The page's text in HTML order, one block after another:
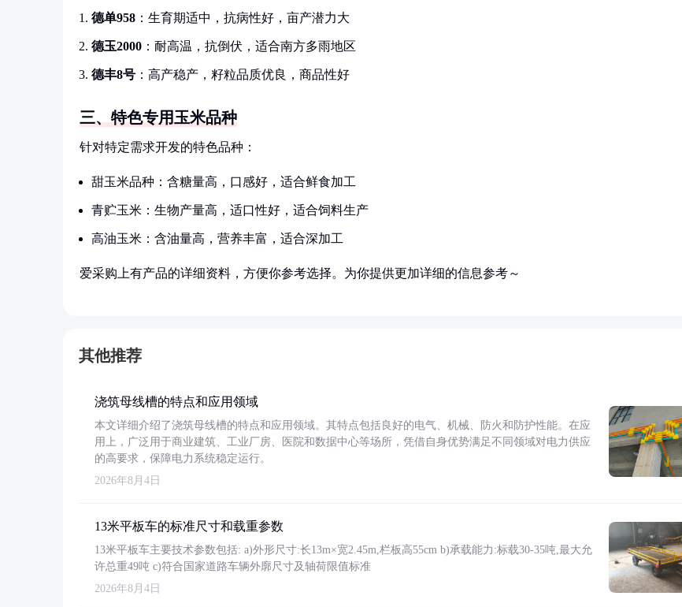
德单958 ：生育期适中，抗病性好，亩产潜力大
德玉2000 ：耐高温，抗倒伏，适合南方多雨地区
德丰8号 ：高产稳产，籽粒品质优良，商品性好
三、特色专用玉米品种
针对特定需求开发的特色品种：
甜玉米品种：含糖量高，口感好，适合鲜食加工
青贮玉米：生物产量高，适口性好，适合饲料生产
高油玉米：含油量高，营养丰富，适合深加工
爱采购上有产品的详细资料，方便你参考选择。为你提供更加详细的信息参考～
其他推荐
浇筑母线槽的特点和应用领域
本文详细介绍了浇筑母线槽的特点和应用领域。其特点包括良好的电气、机械、防火和防护性能。在应
用上，广泛用于商业建筑、工业厂房、医院和数据中心等场所，凭借自身优势满足不同领域对电力供应
的高要求，保障电力系统稳定运行。
2026年8月4日
13米平板车的标准尺寸和载重参数
13米平板车主要技术参数包括: a)外形尺寸:长13m×宽2.45m,栏板高55cm b)承载能力:标载30-35吨,最大允
许总重49吨 c)符合国家道路车辆外廓尺寸及轴荷限值标准
2026年8月4日